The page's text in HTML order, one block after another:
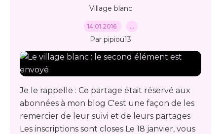
Village blanc
14.01.2016 …
Par pipiou13
Je le rappelle : Ce partage était réservé aux
abonnées à mon blog C'est une façon de les
remercier de leur suivi et de leurs partages
Les inscriptions sont closes Le 18 janvier, vous